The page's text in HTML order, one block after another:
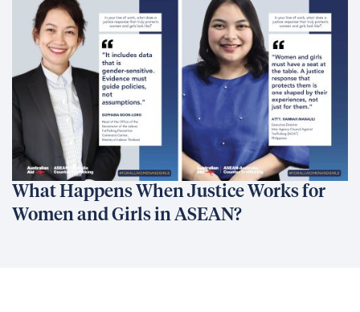
What Happens When Justice Works for
Women and Girls in ASEAN?